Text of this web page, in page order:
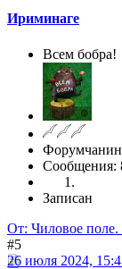
Ириминаге
Всем бобра!
Форумчанин
Сообщения:
Записан
От: Чиловое поле.
#5
26 июля 2024,